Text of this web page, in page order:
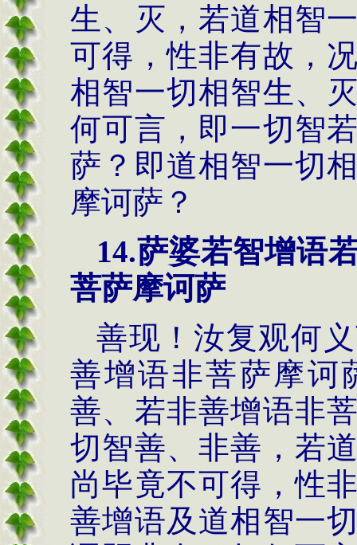
生、灭，若道相智
可得，性非有故，
相智一切相智生、
何可言，即一切智
萨？即道相智一切
摩诃萨？
14.萨婆若智增语
菩萨摩诃萨
善现！汝复观何
善增语非菩萨摩诃
善、若非善增语非
切智善、非善，若
尚毕竟不可得，性
善增语及道相智一